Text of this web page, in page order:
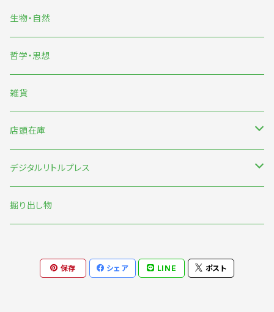
雨宮ひかる
くまおり純
生物・自然
哲学・思想
雑貨
店頭在庫
新刊台
本の本
デジタルリトルプレス
オリジナル
掘り出し物
保存 シェア LINE ポスト